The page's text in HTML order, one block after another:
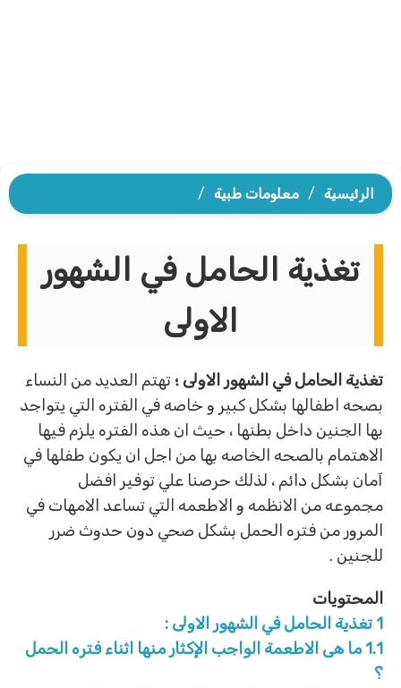
الرئيسية / معلومات طبية /
تغذية الحامل في الشهور
الاولى
تغذية الحامل في الشهور الاولى ؛ تهتم العديد من النساء
بصحه اطفالها بشكل كبير و خاصه في الفتره التي يتواجد
بها الجنين داخل بطنها ، حيث ان هذه الفتره يلزم فيها
الاهتمام بالصحه الخاصه بها من اجل ان يكون طفلها في
آمان بشكل دائم ، لذلك حرصنا علي توفير افضل
مجموعه من الانظمه و الاطعمه التي تساعد الامهات في
المرور من فتره الحمل بشكل صحي دون حدوث ضرر
للجنين .
المحتويات
1 تغذية الحامل في الشهور الاولى :
1.1 ما هى الاطعمة الواجب الإكثار منها اثناء فتره الحمل
؟